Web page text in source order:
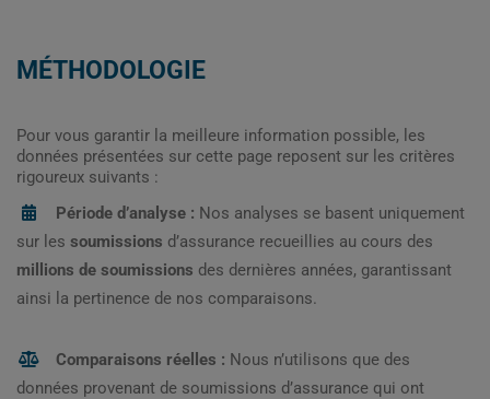
MÉTHODOLOGIE
Pour vous garantir la meilleure information possible, les
données présentées sur cette page reposent sur les critères
rigoureux suivants :
Période d’analyse : Nos analyses se basent uniquement
sur les soumissions d’assurance recueillies au cours des
millions de soumissions des dernières années, garantissant
ainsi la pertinence de nos comparaisons.
Comparaisons réelles : Nous n’utilisons que des
données provenant de soumissions d’assurance qui ont